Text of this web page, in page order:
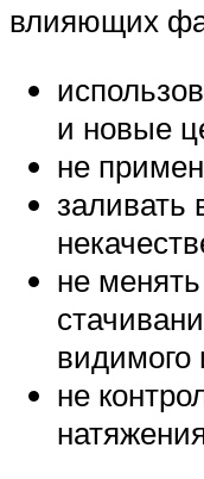
влияющих
и новые
не
заливать
не
видимого
не